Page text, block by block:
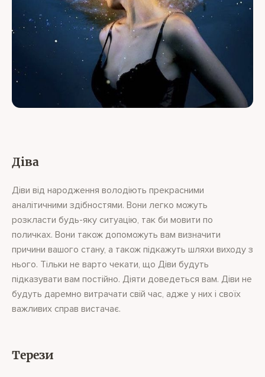
Діва
Діви від народження володіють прекрасними
аналітичними здібностями. Вони легко можуть
розкласти будь-яку ситуацію, так би мовити по
поличках. Вони також допоможуть вам визначити
причини вашого стану, а також підкажуть шляхи виходу з
нього. Тільки не варто чекати, що Діви будуть
підказувати вам постійно. Діяти доведеться вам. Діви не
будуть даремно витрачати свій час, адже у них і своїх
важливих справ вистачає.
Терези